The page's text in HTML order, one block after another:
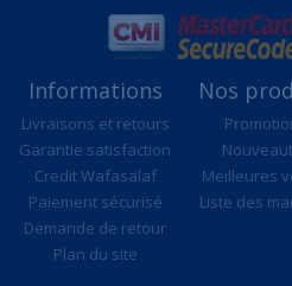
Informations
Livraisons et retours
Garantie satisfaction
Credit Wafasalaf
Paiement sécurisé
Demande de retour
Plan du site
Nos
Meilleures
Liste des